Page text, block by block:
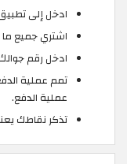
ادخل إلى
اشتري جميع ما تريد من ضمن
ادخل رقم
تمم عملية
عملية الدفع.
تذكر نقاطك